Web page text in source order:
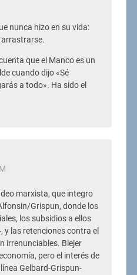
nunca hizo en su vida:
arrastrarse.
que el Manco es un
cuando dijo «Sé
a todo». Ha sido el
marxista, que integro
Grispun, donde los
los subsidios a ellos
y las retenciones contra el
irrenunciables. Blejer
pero el interés de
Gelbard-Grispun-